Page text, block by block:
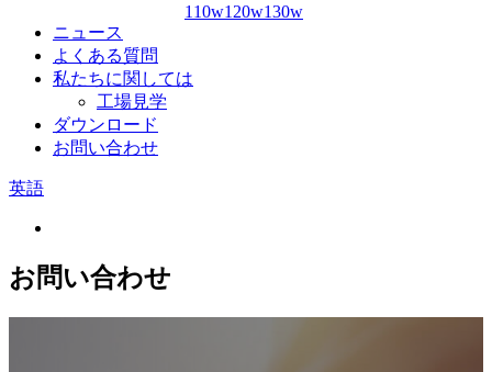
110w120w130w
ニュース
よくある質問
私たちに関しては
工場見学
ダウンロード
お問い合わせ
英語
お問い合わせ